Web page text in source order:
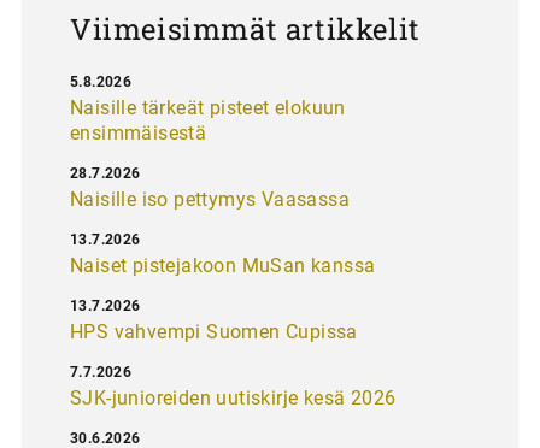
Viimeisimmät artikkelit
Naisille tärkeät pisteet elokuun
ensimmäisestä
5.8.2026
Naisille iso pettymys Vaasassa
28.7.2026
Naiset pistejakoon MuSan kanssa
13.7.2026
HPS vahvempi Suomen Cupissa
13.7.2026
SJK-junioreiden uutiskirje kesä 2026
7.7.2026
30.6.2026